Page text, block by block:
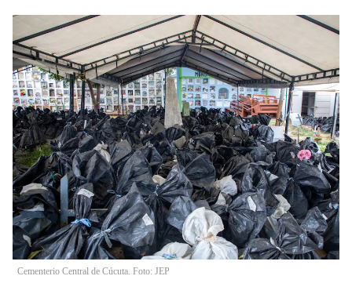
Cementerio Central de Cúcuta. Foto: JEP